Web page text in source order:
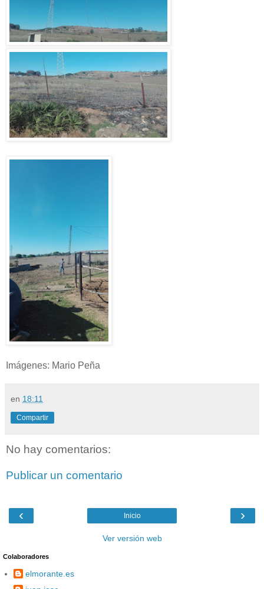
Imágenes: Mario Peña
en 18:11
Compartir
No hay comentarios:
Publicar un comentario
‹ ›
Inicio
Ver versión web
Colaboradores
elmorante.es